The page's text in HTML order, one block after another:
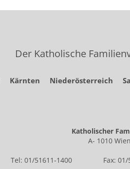
Der Katholische
Kärnten Niederösterreich
Katholischer
A- 1010
Tel: 01/51611-1400 Fax: